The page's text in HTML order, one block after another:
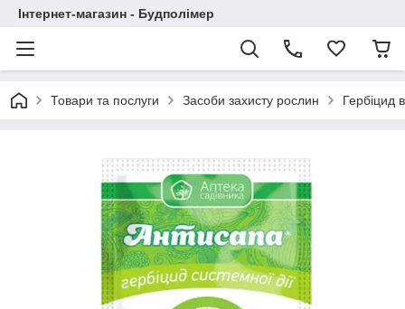
Інтернет-магазин - Будполімер
Товари та послуги Засоби захисту рослин Гербіцид